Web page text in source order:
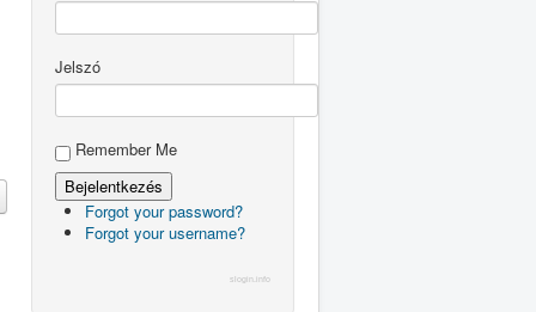
Jelszó
Remember Me
Forgot your password?
Forgot your username?
slogin.info